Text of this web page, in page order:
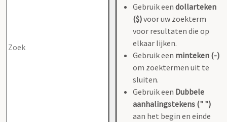
Gebruik een dollarteken
($)voor uw zoekterm
voor resultaten die op
elkaar lijken.
Gebruik een minteken (-)
om zoektermen uit te
sluiten.
Gebruik een Dubbele
aanhalingstekens (" ")
aan het begin en einde